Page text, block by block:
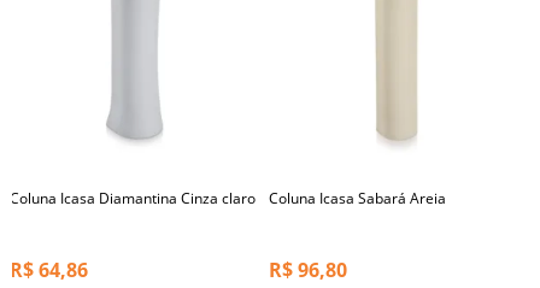
Coluna Icasa Diamantina Cinza claro
R$64,86
Coluna Icasa Sabará Areia
R$96,80